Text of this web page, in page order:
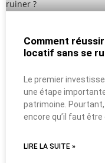
Comment
locatif sans se
Le premier
une étape
patrimoine.
encore qu’il faut être
LIRE LA SUITE »